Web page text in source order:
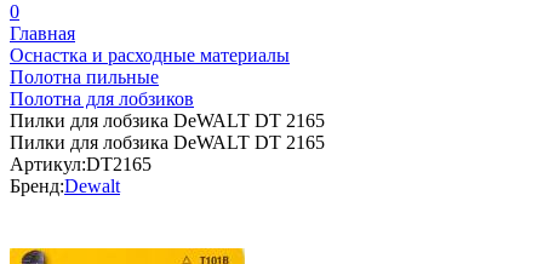
0
Главная
Оснастка и расходные материалы
Полотна пильные
Полотна для лобзиков
Пилки для лобзика DeWALT DT 2165
Пилки для лобзика DeWALT DT 2165
Артикул:DT2165
Бренд:Dewalt